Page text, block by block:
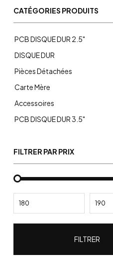
CATÉGORIES PRODUITS
PCB DISQUE DUR 2.5"
DISQUE DUR
Pièces Détachées
Carte Mère
Accessoires
PCB DISQUE DUR 3.5"
FILTRER PAR PRIX
FILTRER